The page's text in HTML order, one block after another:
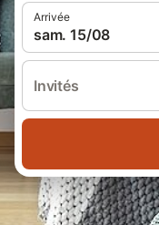
Arrivée
sam. 15/08
Invités